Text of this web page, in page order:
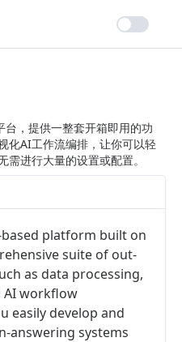
台，提供一整套开箱即用的功
化AI工作流编排，让你可以轻
进行大量的设置或配置。
based platform built on
suite of out-
as data processing,
AI workflow
easily develop and
answering systems